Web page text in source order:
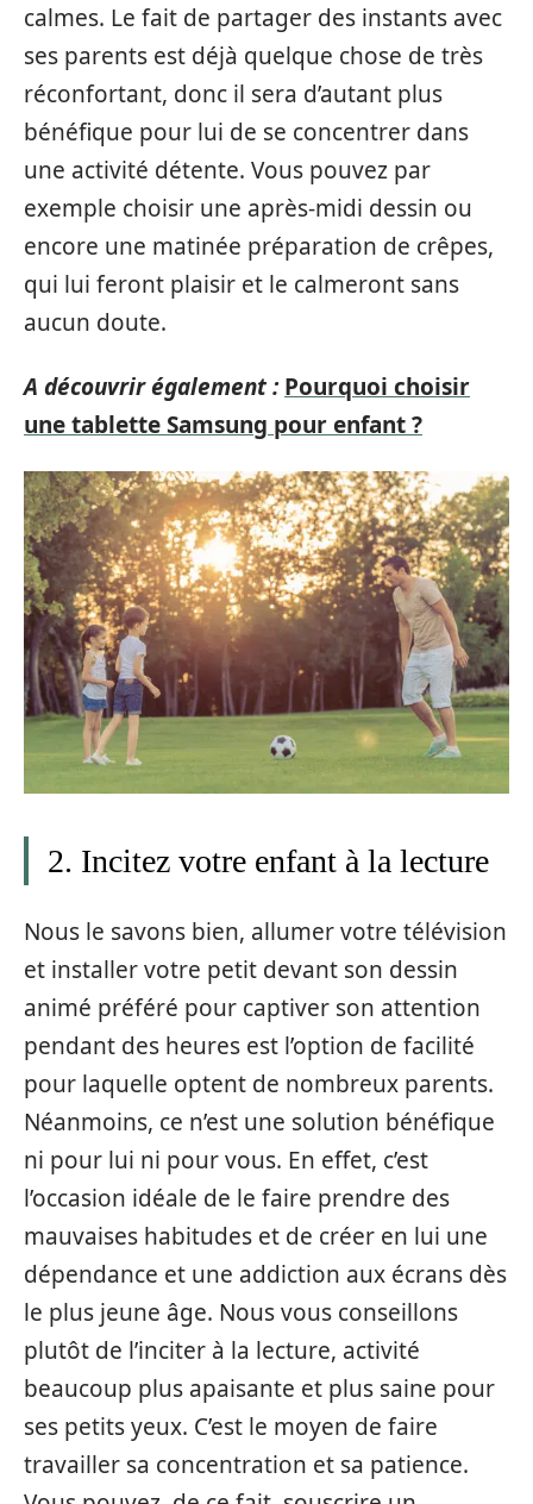
calmes. Le fait de partager des instants avec
ses parents est déjà quelque chose de très
réconfortant, donc il sera d’autant plus
bénéfique pour lui de se concentrer dans
une activité détente. Vous pouvez par
exemple choisir une après-midi dessin ou
encore une matinée préparation de crêpes,
qui lui feront plaisir et le calmeront sans
aucun doute.
A découvrir également : Pourquoi choisir
une tablette Samsung pour enfant ?
2. Incitez votre enfant à la lecture
Nous le savons bien, allumer votre télévision
et installer votre petit devant son dessin
animé préféré pour captiver son attention
pendant des heures est l’option de facilité
pour laquelle optent de nombreux parents.
Néanmoins, ce n’est une solution bénéfique
ni pour lui ni pour vous. En effet, c’est
l’occasion idéale de le faire prendre des
mauvaises habitudes et de créer en lui une
dépendance et une addiction aux écrans dès
le plus jeune âge. Nous vous conseillons
plutôt de l’inciter à la lecture, activité
beaucoup plus apaisante et plus saine pour
ses petits yeux. C’est le moyen de faire
travailler sa concentration et sa patience.